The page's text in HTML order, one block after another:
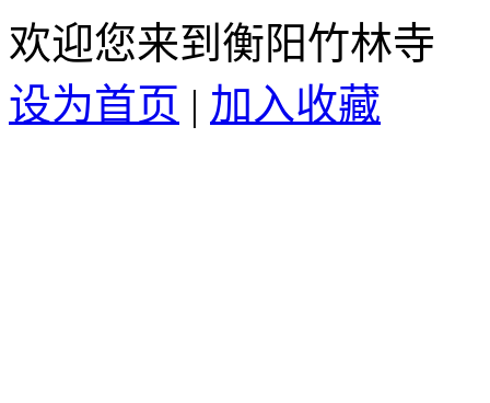
欢迎您来到衡阳竹林寺
设为首页 | 加入收藏